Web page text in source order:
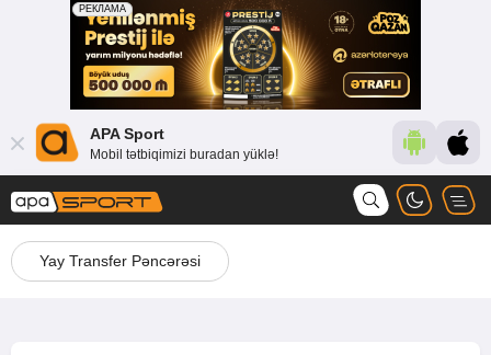
APA Sport
Mobil tətbiqimizi buradan yüklə!
Yay Transfer Pəncərəsi